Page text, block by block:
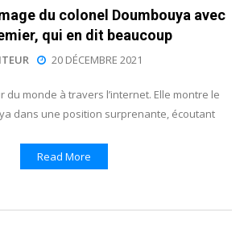
du colonel Doumbouya avec
qui en dit beaucoup
20 DÉCEMBRE 2021
du monde à travers l’internet. Elle montre le
dans une position surprenante, écoutant
Read More